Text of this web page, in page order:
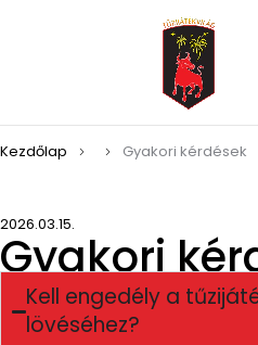
Kezdőlap Gyakori kérdések
2026.03.15.
Gyakori
Kell engedély a
lövéséhez?